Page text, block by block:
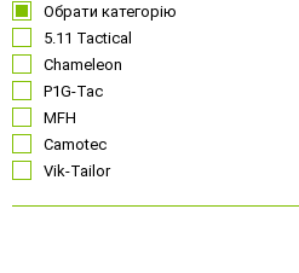
Обрати категорію
5.11 Tactical
Chameleon
P1G-Tac
MFH
Camotec
Vik-Tailor